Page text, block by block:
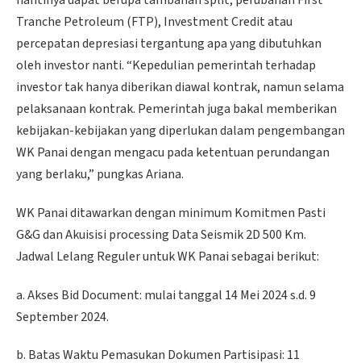
Tranche Petroleum (FTP), Investment Credit atau
percepatan depresiasi tergantung apa yang dibutuhkan
oleh investor nanti. “Kepedulian pemerintah terhadap
investor tak hanya diberikan diawal kontrak, namun selama
pelaksanaan kontrak. Pemerintah juga bakal memberikan
kebijakan-kebijakan yang diperlukan dalam pengembangan
WK Panai dengan mengacu pada ketentuan perundangan
yang berlaku,” pungkas Ariana.
WK Panai ditawarkan dengan minimum Komitmen Pasti
G&G dan Akuisisi processing Data Seismik 2D 500 Km.
Jadwal Lelang Reguler untuk WK Panai sebagai berikut:
a. Akses Bid Document: mulai tanggal 14 Mei 2024 s.d. 9
September 2024.
b. Batas Waktu Pemasukan Dokumen Partisipasi: 11